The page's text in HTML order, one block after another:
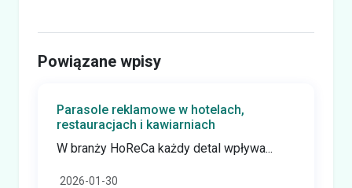
Powiązane wpisy
Parasole reklamowe w hotelach,
restauracjach i kawiarniach
W branży HoReCa każdy detal wpływa...
2026-01-30